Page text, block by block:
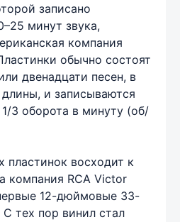
записано
минут звука,
компания
обычно состоят
двенадцати песен, в
и записываются
3 оборота в минуту (об/
пластинок восходит к
компания RCA Victor
12-дюймовые 33-
тех пор винил стал